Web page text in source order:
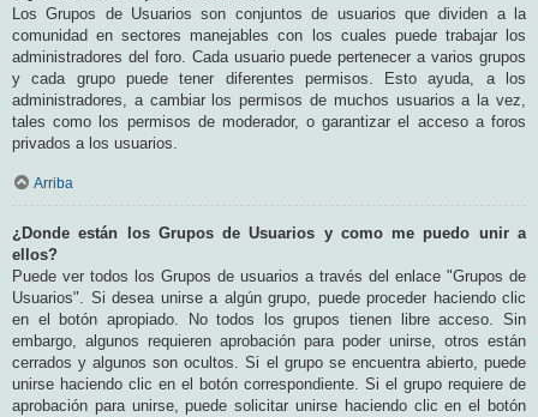
Los Grupos de Usuarios son conjuntos de usuarios que dividen a la
comunidad en sectores manejables con los cuales puede trabajar los
administradores del foro. Cada usuario puede pertenecer a varios grupos
y cada grupo puede tener diferentes permisos. Esto ayuda, a los
administradores, a cambiar los permisos de muchos usuarios a la vez,
tales como los permisos de moderador, o garantizar el acceso a foros
privados a los usuarios.
Arriba
¿Donde están los Grupos de Usuarios y como me puedo unir a
ellos?
Puede ver todos los Grupos de usuarios a través del enlace "Grupos de
Usuarios". Si desea unirse a algún grupo, puede proceder haciendo clic
en el botón apropiado. No todos los grupos tienen libre acceso. Sin
embargo, algunos requieren aprobación para poder unirse, otros están
cerrados y algunos son ocultos. Si el grupo se encuentra abierto, puede
unirse haciendo clic en el botón correspondiente. Si el grupo requiere de
aprobación para unirse, puede solicitar unirse haciendo clic en el botón